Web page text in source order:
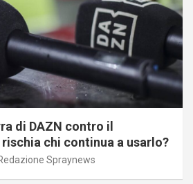
di DAZN contro il
chi continua a usarlo?
Spraynews